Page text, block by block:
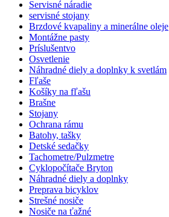
Servisné náradie
servisné stojany
Brzdové kvapaliny a minerálne oleje
Montážne pasty
Príslušentvo
Osvetlenie
Náhradné diely a doplnky k svetlám
Fľaše
Košíky na fľašu
Brašne
Stojany
Ochrana rámu
Batohy, tašky
Detské sedačky
Tachometre/Pulzmetre
Cyklopočítače Bryton
Náhradné diely a doplnky
Preprava bicyklov
Strešné nosiče
Nosiče na ťažné